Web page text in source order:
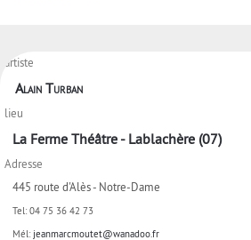
artiste
Alain Turban
lieu
La Ferme Théâtre - Lablachère (07)
Adresse
445 route d'Alès - Notre-Dame
Tel: 04 75 36 42 73
Mél: jeanmarcmoutet@wanadoo.fr